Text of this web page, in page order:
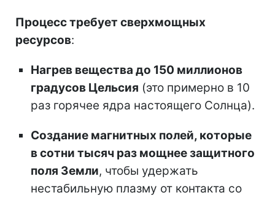
Процесс требует сверхмощных
ресурсов:
Нагрев вещества до 150 миллионов
градусов Цельсия (это примерно в 10
раз горячее ядра настоящего Солнца).
Создание магнитных полей, которые
в сотни тысяч раз мощнее защитного
поля Земли, чтобы удержать
нестабильную плазму от контакта со